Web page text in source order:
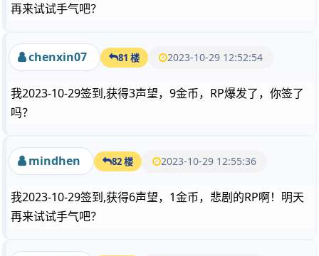
再来试试手气吧？
chenxin07 81 楼 2023-10-29 12:52:54
我2023-10-29签到,获得3声望，9金币，RP爆发了，你签了
吗？
mindhen 82 楼 2023-10-29 12:55:36
我2023-10-29签到,获得6声望，1金币，悲剧的RP啊！明天
再来试试手气吧？